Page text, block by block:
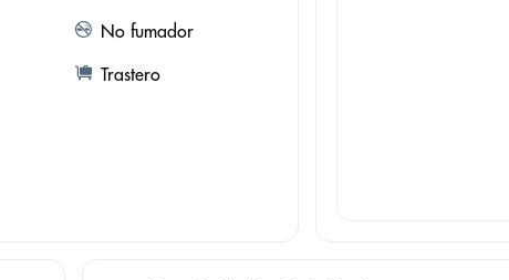
No fumador
Trastero